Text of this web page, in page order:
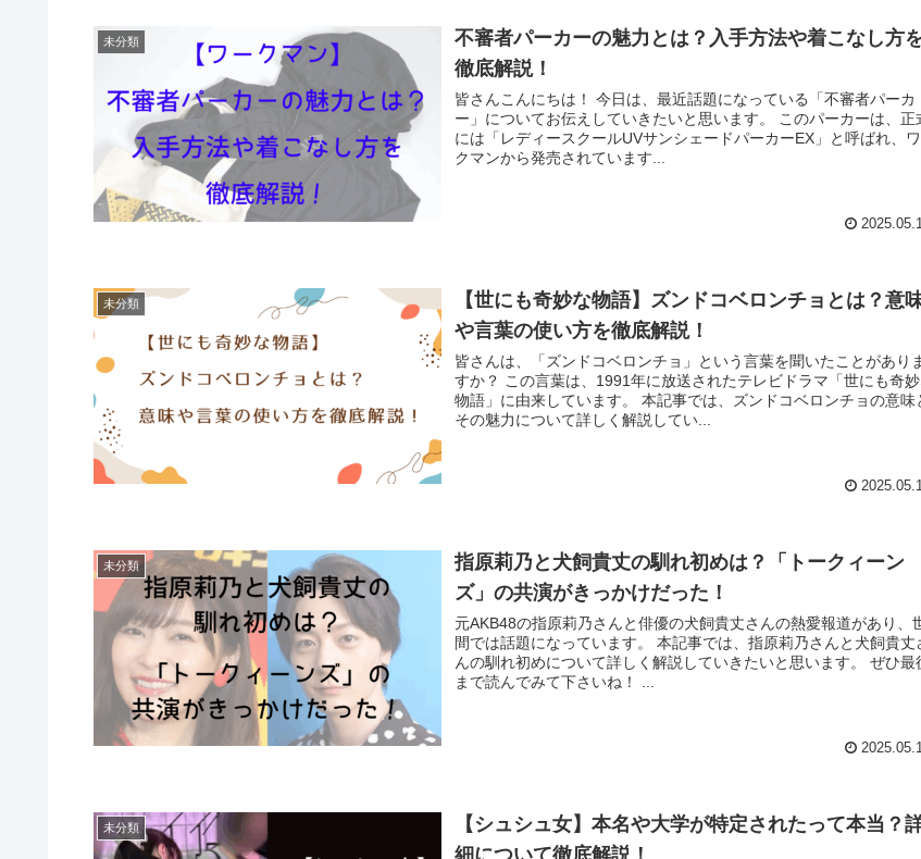
未分類
不審者パーカーの魅力とは？入手方法や着こなし方
徹底解説！
皆さんこんにちは！ 今日は、最近話題になっている「不審者パーカ
ー」についてお伝えしていきたいと思います。 このパーカーは、正
には「レディースクールUVサンシェードパーカーEX」と呼ばれ、
クマンから発売されています...
未分類
【世にも奇妙な物語】ズンドコベロンチョとは？意
や言葉の使い方を徹底解説！
皆さんは、「ズンドコベロンチョ」という言葉を聞いたことがあり
すか？ この言葉は、1991年に放送されたテレビドラマ「世にも奇
物語」に由来しています。 本記事では、ズンドコベロンチョの意味
その魅力について詳しく解説してい...
未分類
指原莉乃と犬飼貴丈の馴れ初めは？「トークィーン
ズ」の共演がきっかけだった！
元AKB48の指原莉乃さんと俳優の犬飼貴丈さんの熱愛報道があり、
間では話題になっています。 本記事では、指原莉乃さんと犬飼貴丈
んの馴れ初めについて詳しく解説していきたいと思います。 ぜひ最
まで読んでみて下さいね！ ...
未分類
【シュシュ女】本名や大学が特定されたって本当？